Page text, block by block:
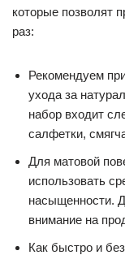
которые позволят
раз:
Рекомендуем
ухода за
набор входит
салфетки,
Для матовой
использовать
насыщенности.
внимание на
Как быстро и